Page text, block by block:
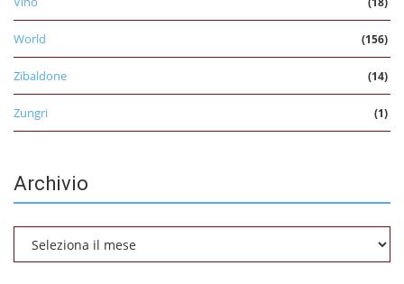
World (156)
Zibaldone (14)
Zungri (1)
Archivio